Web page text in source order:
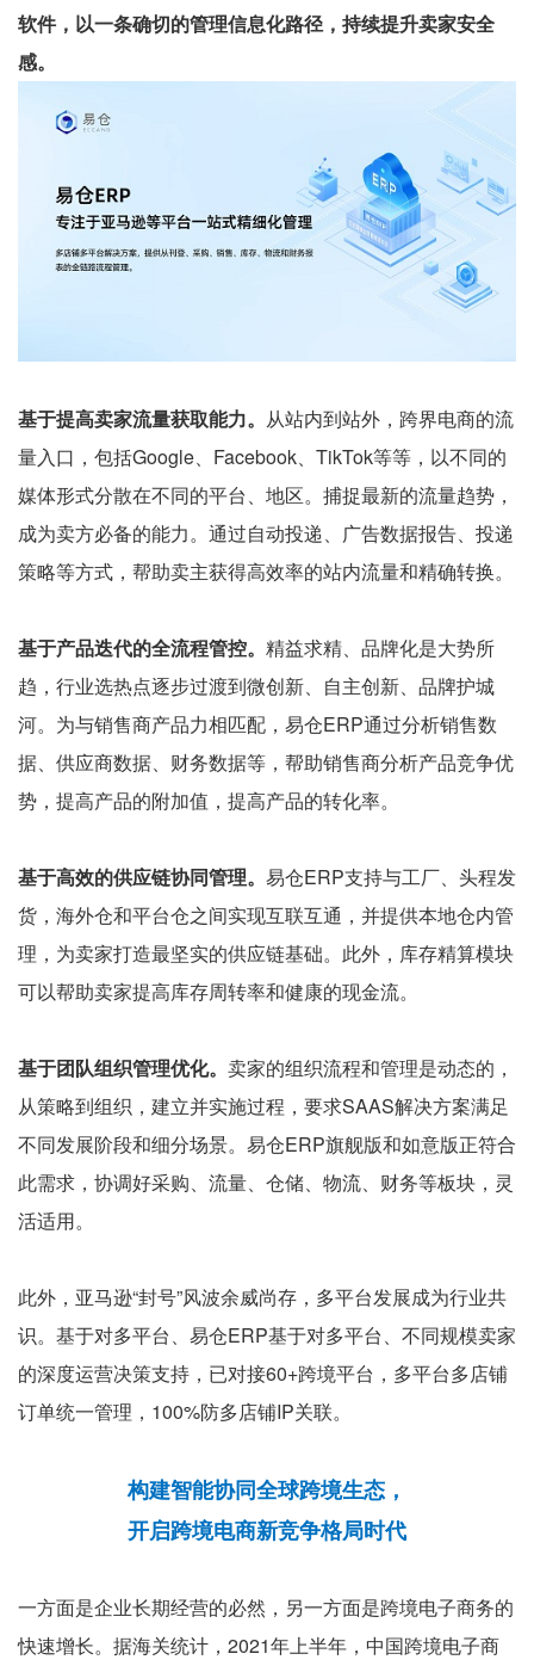
软件，以一条确切的管理信息化路径，持续提升卖家安全
感。
基于提高卖家流量获取能力。 从站内到站外，跨界电商的流
量入口，包括Google、Facebook、TikTok等等，以不同的
媒体形式分散在不同的平台、地区。捕捉最新的流量趋势，
成为卖方必备的能力。通过自动投递、广告数据报告、投递
策略等方式，帮助卖主获得高效率的站内流量和精确转换。
基于产品迭代的全流程管控。 精益求精、品牌化是大势所
趋，行业选热点逐步过渡到微创新、自主创新、品牌护城
河。为与销售商产品力相匹配，易仓ERP通过分析销售数
据、供应商数据、财务数据等，帮助销售商分析产品竞争优
势，提高产品的附加值，提高产品的转化率。
基于高效的供应链协同管理。 易仓ERP支持与工厂、头程发
货，海外仓和平台仓之间实现互联互通，并提供本地仓内管
理，为卖家打造最坚实的供应链基础。此外，库存精算模块
可以帮助卖家提高库存周转率和健康的现金流。
基于团队组织管理优化。 卖家的组织流程和管理是动态的，
从策略到组织，建立并实施过程，要求SAAS解决方案满足
不同发展阶段和细分场景。易仓ERP旗舰版和如意版正符合
此需求，协调好采购、流量、仓储、物流、财务等板块，灵
活适用。
此外，亚马逊“封号”风波余威尚存，多平台发展成为行业共
识。基于对多平台、易仓ERP基于对多平台、不同规模卖家
的深度运营决策支持，已对接60+跨境平台，多平台多店铺
订单统一管理，100%防多店铺IP关联。
构建智能协同全球跨境生态，
开启跨境电商新竞争格局时代
一方面是企业长期经营的必然，另一方面是跨境电子商务的
快速增长。据海关统计，2021年上半年，中国跨境电子商